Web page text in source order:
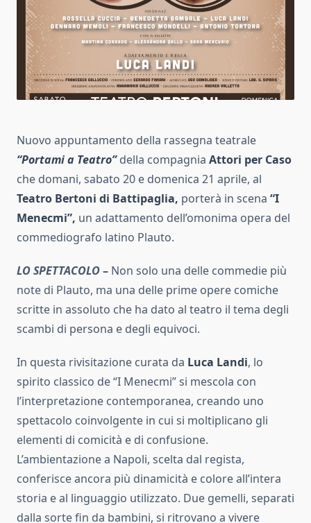
Nuovo appuntamento della rassegna teatrale
“Portami a Teatro”della compagnia Attori per Caso
che domani, sabato 20 e domenica 21 aprile, al
Teatro Bertoni di Battipaglia, porterà in scena “I
Menecmi”, un adattamento dell’omonima opera del
commediografo latino Plauto.
LO SPETTACOLO– Non solo una delle commedie più
note di Plauto, ma una delle prime opere comiche
scritte in assoluto che ha dato al teatro il tema degli
scambi di persona e degli equivoci.
In questa rivisitazione curata da Luca Landi, lo
spirito classico de “I Menecmi” si mescola con
l’interpretazione contemporanea, creando uno
spettacolo coinvolgente in cui si moltiplicano gli
elementi di comicità e di confusione.
L’ambientazione a Napoli, scelta dal regista,
conferisce ancora più dinamicità e colore all’intera
storia e al linguaggio utilizzato. Due gemelli, separati
dalla sorte fin da bambini, si ritrovano a vivere